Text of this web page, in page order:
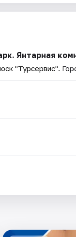
Янтарная
"Турсервис".